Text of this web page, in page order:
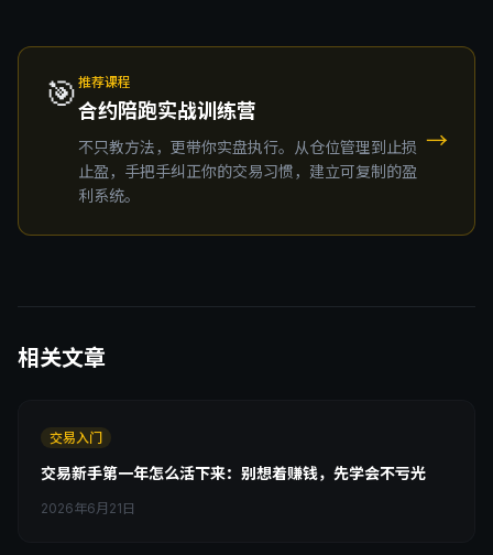
🎯 推荐课程
合约陪跑实战训练营
不只教方法，更带你实盘执行。从仓位管理到止损
止盈，手把手纠正你的交易习惯，建立可复制的盈
利系统。
→
相关文章
交易入门
交易新手第一年怎么活下来：别想着赚钱，先学会不亏光
2026年6月21日